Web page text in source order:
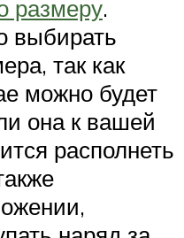
размеру.
выбирать
так как
можно будет
она к вашей
располнеть